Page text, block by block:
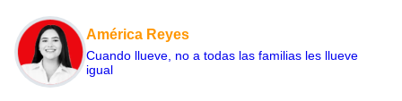
América Reyes
Cuando llueve, no a todas las familias les llueve
igual